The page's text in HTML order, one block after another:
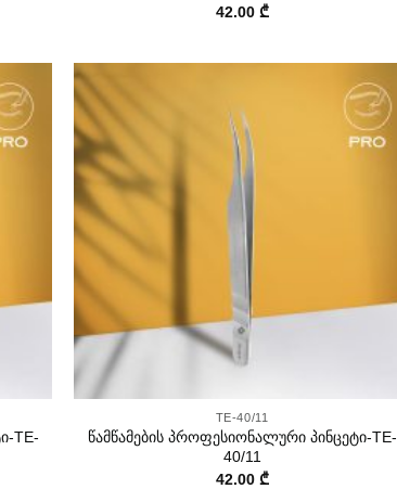
42.00 ₾
TE-
TE-40/11
წამწამების პროფესიონალური პინცეტი-TE-
40/11
42.00 ₾